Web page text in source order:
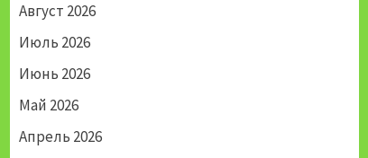
Август 2026
Июль 2026
Июнь 2026
Май 2026
Апрель 2026